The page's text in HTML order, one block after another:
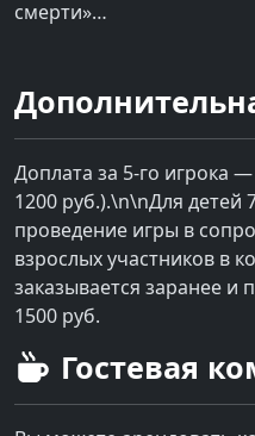
смерти»…
Доплата за 5-го игрока
1200 руб.).\n\nДля детей
проведение игры в
взрослых участников в
заказывается заранее
1500 руб.
Гостевая